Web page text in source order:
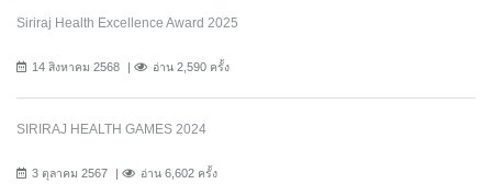
Siriraj Health Excellence Award 2025
14 สิงหาคม 2568 อ่าน 2,590 ครั้ง
SIRIRAJ HEALTH GAMES 2024
3 ตุลาคม 2567 อ่าน 6,602 ครั้ง